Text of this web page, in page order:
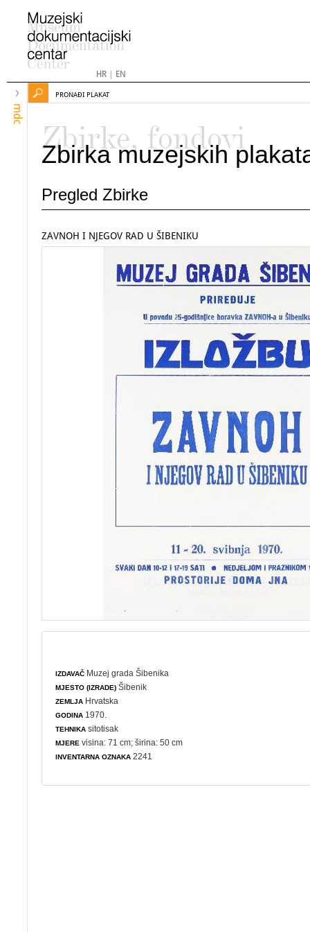
HR| EN
mdc
PRONAĐI PLAKAT
Zbirke, fondovi
Zbirka muzejskih
Pregled Zbirke
ZAVNOH I NJEGOV RAD U ŠIBENIKU
IZDAVAČ Muzej grada Šibenika
MJESTO (IZRADE) Šibenik
ZEMLJA Hrvatska
GODINA 1970.
TEHNIKA sitotisak
MJERE visina: 71 cm; širina: 50 cm
INVENTARNA OZNAKA 2241